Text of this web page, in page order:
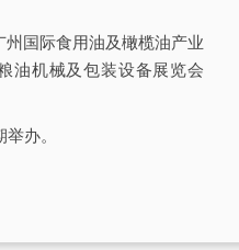
国际食用油及橄榄油产业
油机械及包装设备展览会
举办。